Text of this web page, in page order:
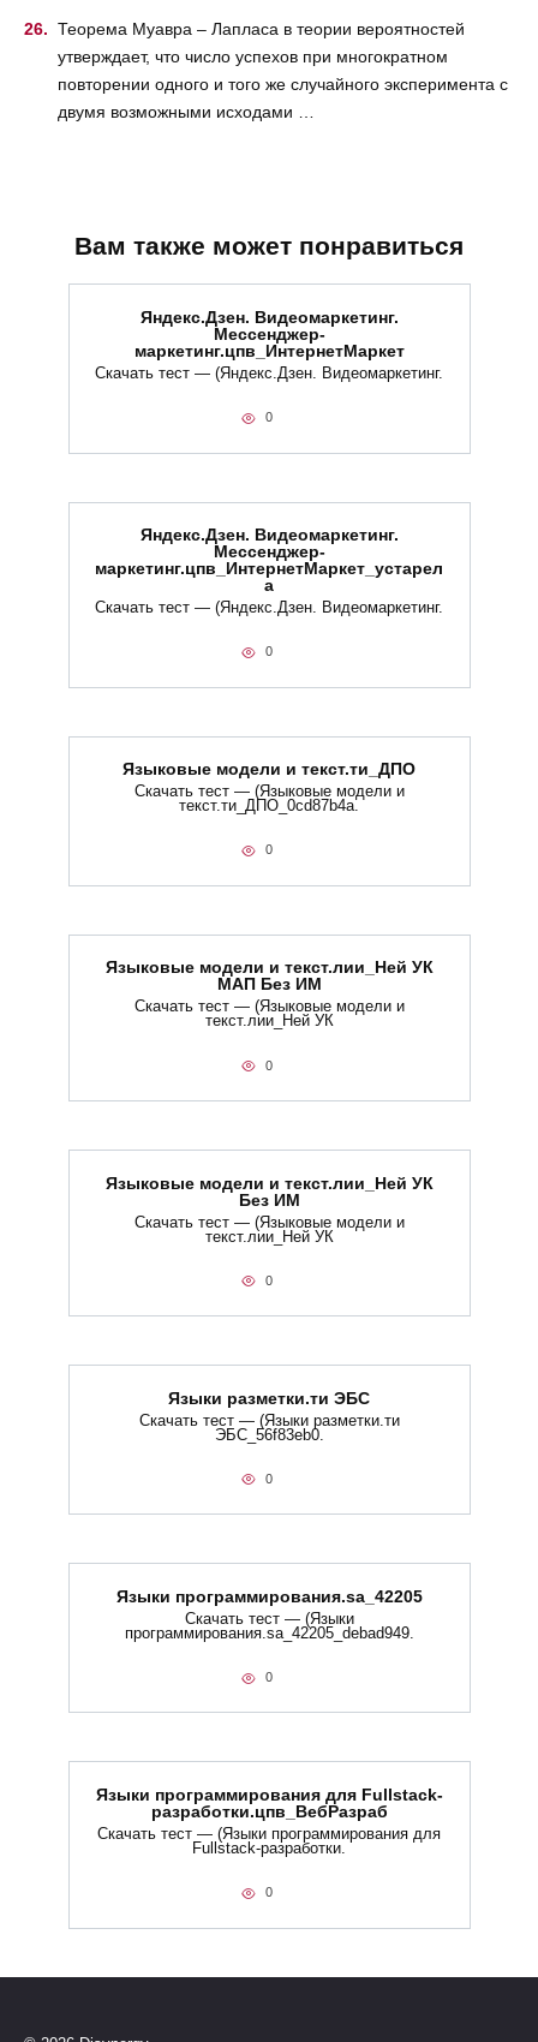
Теорема Муавра – Лапласа в теории вероятностей
утверждает, что число успехов при многократном
повторении одного и того же случайного эксперимента с
двумя возможными исходами …
Вам также может понравиться
Яндекс.Дзен. Видеомаркетинг.
Мессенджер-
маркетинг.цпв_ИнтернетМаркет
Скачать тест — (Яндекс.Дзен. Видеомаркетинг.
0
Яндекс.Дзен. Видеомаркетинг.
Мессенджер-
маркетинг.цпв_ИнтернетМаркет_устарел
а
Скачать тест — (Яндекс.Дзен. Видеомаркетинг.
0
Языковые модели и текст.ти_ДПО
Скачать тест — (Языковые модели и
текст.ти_ДПО_0cd87b4a.
0
Языковые модели и текст.лии_Ней УК
МАП Без ИМ
Скачать тест — (Языковые модели и
текст.лии_Ней УК
0
Языковые модели и текст.лии_Ней УК
Без ИМ
Скачать тест — (Языковые модели и
текст.лии_Ней УК
0
Языки разметки.ти​ ЭБС
Скачать тест — (Языки разметки.ти​
ЭБС_56f83eb0.
0
Языки программирования.sa_42205
Скачать тест — (Языки
программирования.sa_42205_debad949.
0
Языки программирования для Fullstack-
разработки.цпв_ВебРазраб
Скачать тест — (Языки программирования для
Fullstack-разработки.
0